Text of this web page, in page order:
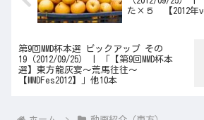
た×５ 【2012年
第9回MMD杯本選 ピックアップ その
19（2012/09/25） | 「【第9回MMD杯本
選】東方龍灰宴～荒馬往往～
【MMDFes2012】」他10本